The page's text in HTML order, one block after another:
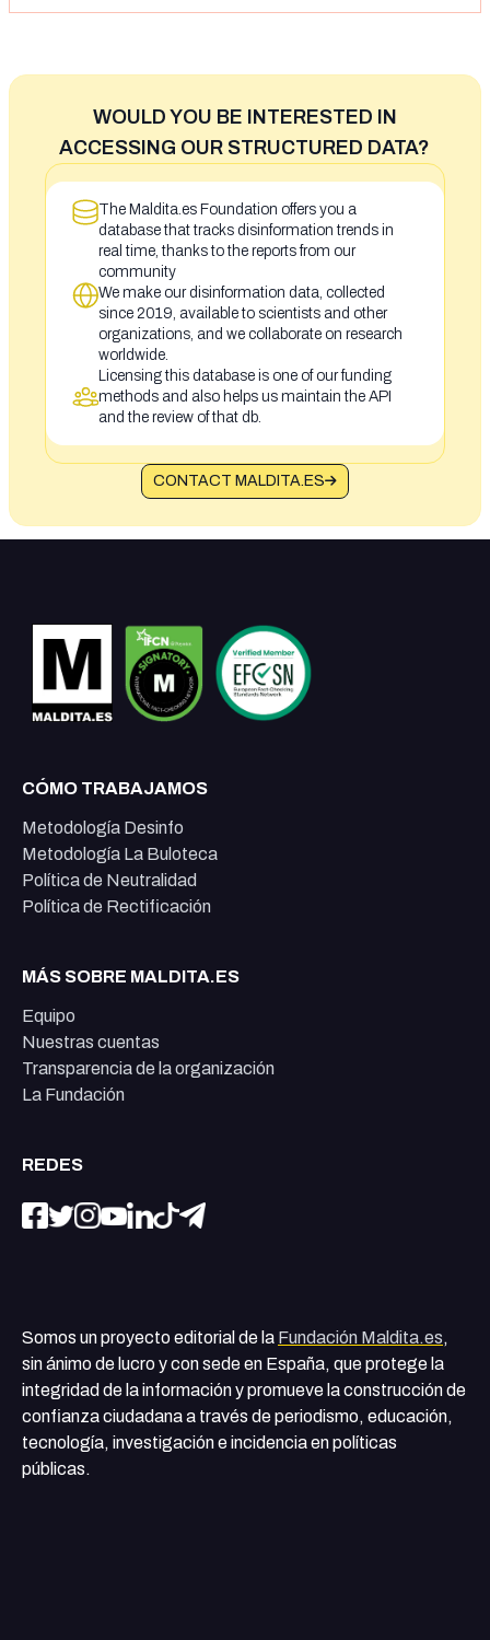
WOULD YOU BE INTERESTED IN
ACCESSING OUR STRUCTURED DATA?
The Maldita.es Foundation offers you a
database that tracks disinformation trends in
real time, thanks to the reports from our
community
We make our disinformation data, collected
since 2019, available to scientists and other
organizations, and we collaborate on research
worldwide.
Licensing this database is one of our funding
methods and also helps us maintain the API
and the review of that db.
CONTACT MALDITA.ES
CÓMO TRABAJAMOS
Metodología Desinfo
Metodología La Buloteca
Política de Neutralidad
Política de Rectificación
MÁS SOBRE MALDITA.ES
Equipo
Nuestras cuentas
Transparencia de la organización
La Fundación
REDES
Somos un proyecto editorial de la Fundación Maldita.es,
sin ánimo de lucro y con sede en España, que protege la
integridad de la información y promueve la construcción de
confianza ciudadana a través de periodismo, educación,
tecnología, investigación e incidencia en políticas
públicas.